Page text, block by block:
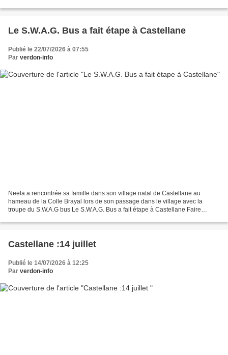
Le S.W.A.G. Bus a fait étape à Castellane
Publié le 22/07/2026 à 07:55
Par verdon-info
Neela a rencontrée sa famille dans son village natal de Castellane au
hameau de la Colle Brayal lors de son passage dans le village avec la
troupe du S.W.A.G bus Le S.W.A.G. Bus a fait étape à Castellane Faire
Castellane :14 juillet
Publié le 14/07/2026 à 12:25
Par verdon-info